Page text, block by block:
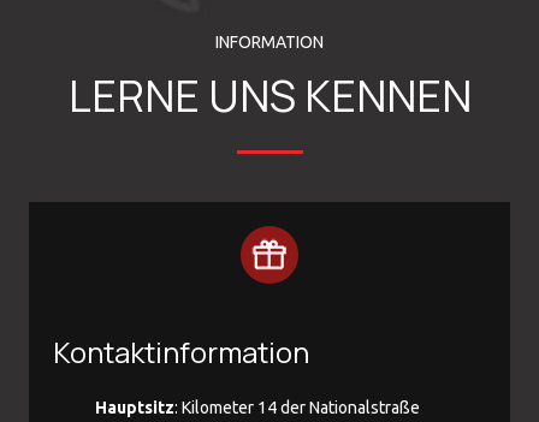
INFORMATION
LERNE UNS KENNEN
Kontaktinformation
Hauptsitz: Kilometer 14 der Nationalstraße